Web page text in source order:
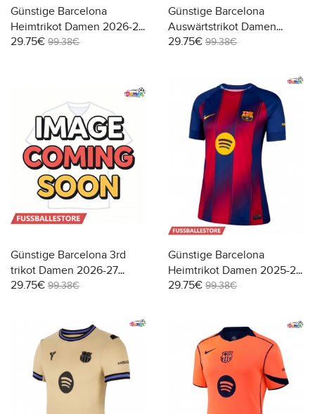
Günstige Barcelona
Heimtrikot Damen 2026-27
Kurzarm
29.75€ 99.38€
Günstige Barcelona
Auswärtstrikot Damen
2026-27 Kurzarm
29.75€ 99.38€
Günstige Barcelona 3rd
trikot Damen 2026-27
Kurzarm
29.75€ 99.38€
Günstige Barcelona
Heimtrikot Damen 2025-26
Kurzarm
29.75€ 99.38€